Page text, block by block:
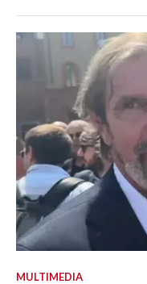
MULTIMEDIA